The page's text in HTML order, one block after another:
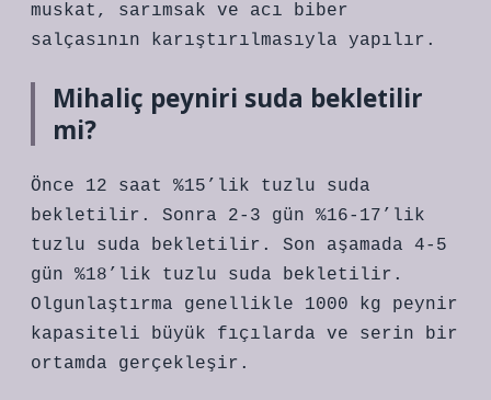
muskat, sarımsak ve acı biber
salçasının karıştırılmasıyla yapılır.
Mihaliç peyniri suda bekletilir
mi?
Önce 12 saat %15’lik tuzlu suda
bekletilir. Sonra 2-3 gün %16-17’lik
tuzlu suda bekletilir. Son aşamada 4-5
gün %18’lik tuzlu suda bekletilir.
Olgunlaştırma genellikle 1000 kg peynir
kapasiteli büyük fıçılarda ve serin bir
ortamda gerçekleşir.